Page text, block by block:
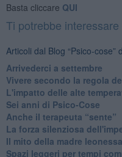
Basta cliccare QUI
Ti potrebbe interessare
Articoli dal Blog “Psico-cose”
​Arrivederci a settembre
​Vivere secondo la regola
​L'impatto delle alte
Sei anni di Psico-Cose
​Anche il terapeuta “sente”
​La forza silenziosa
​Il mito della madre leonessa
Spazi leggeri per tempi